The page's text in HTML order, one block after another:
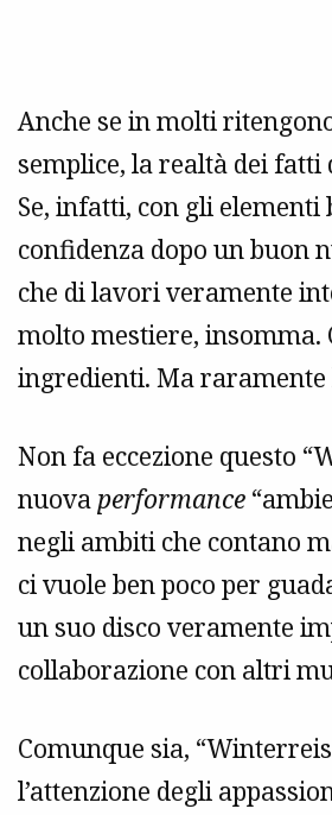
Anche se in molti
semplice, la realtà dei
Se, infatti, con gli
confidenza dopo un buon
che di lavori veramente
molto mestiere, insomma.
ingredienti. Ma raramente
Non fa eccezione questo
nuova performance
negli ambiti che contano
ci vuole ben poco per
un suo disco veramente
collaborazione con altri
Comunque sia,
l’attenzione degli